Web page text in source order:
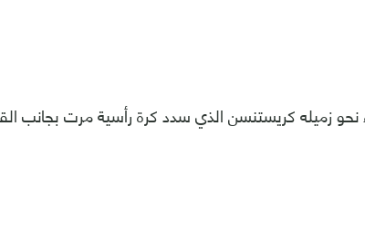
نحو زميله كريستنسن الذي سدد كرة رأسية مرت بجانب